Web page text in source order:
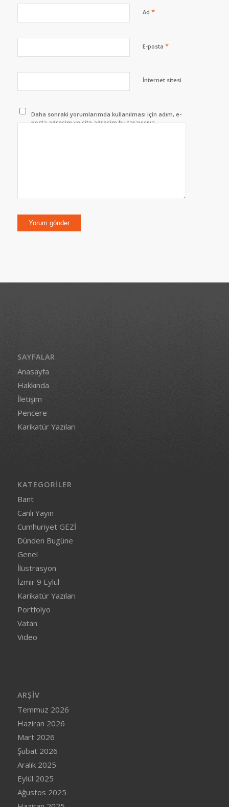
Ad *
E-posta *
İnternet sitesi
Daha sonraki yorumlarımda kullanılması için adım, e-
posta adresim ve site adresim bu tarayıcıya
SAYFALAR
Anasayfa
Hakkında
İletişim
Pencere
Karikatür Yazıları
KATEGORILER
Bant
Canlı Yayın
Cumhuriyet GEZİ
Dünden Bugüne
Genel
İlüstrasyon
İzmir 9 Eylül
Karikatür Yazıları
Portfolyo
Vatan
Video
ARŞIV
Temmuz 2026
Haziran 2026
Mart 2026
Şubat 2026
Aralık 2025
Eylül 2025
Ağustos 2025